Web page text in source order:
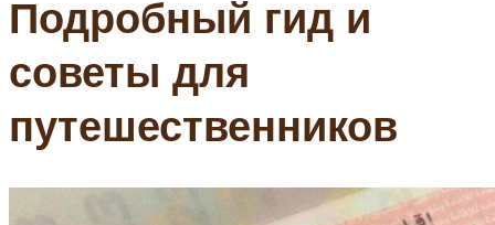
Подробный гид и
советы для
путешественников